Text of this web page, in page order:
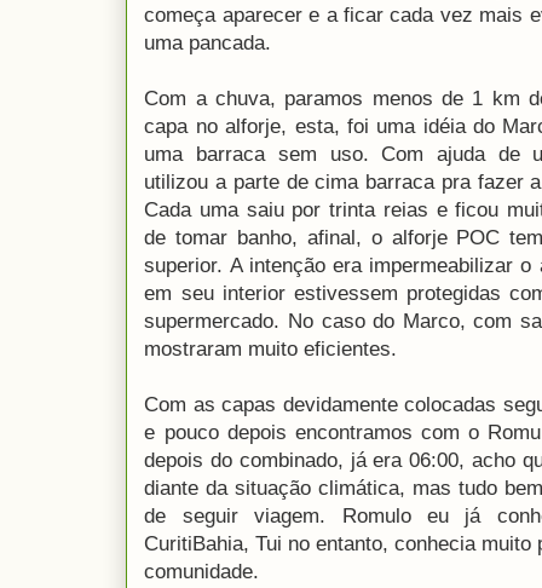
começa aparecer e a ficar cada vez mais
uma pancada.
Com a chuva, paramos menos de 1 km
capa no alforje, esta, foi uma idéia do
uma barraca sem uso. Com ajuda de
utilizou a parte de cima barraca pra fazer
Cada uma saiu por trinta reias e ficou
de tomar banho, afinal, o alforje POC
superior. A intenção era impermeabilizar
em seu interior estivessem protegidas
supermercado. No caso do Marco, com
mostraram muito eficientes.
Com as capas devidamente colocadas
e pouco depois encontramos com o
depois do combinado, já era 06:00, acho
diante da situação climática, mas tudo
de seguir viagem. Romulo eu já
CuritiBahia, Tui no entanto, conhecia
comunidade.